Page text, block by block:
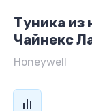
Туника из
Чайнекс
Honeywell